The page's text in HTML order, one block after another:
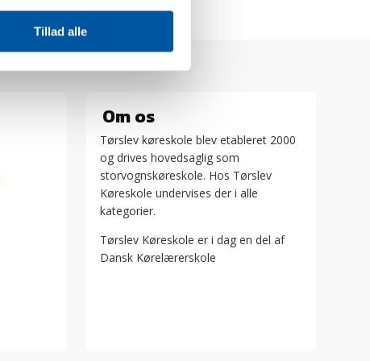
Tillad alle
Om os
Tørslev køreskole blev etableret 2000
og drives hovedsaglig som
storvognskøreskole. Hos Tørslev
Køreskole undervises der i alle
kategorier.
Tørslev Køreskole er i dag en del af
Dansk Kørelærerskole